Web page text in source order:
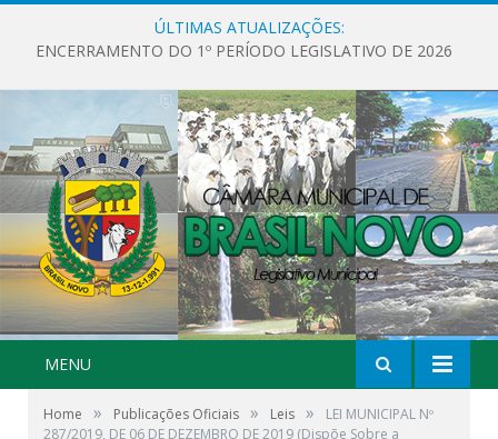
ÚLTIMAS ATUALIZAÇÕES:
ENCERRAMENTO DO 1º PERÍODO LEGISLATIVO DE 2026
MENU
Home » Publicações Oficiais » Leis »
LEI MUNICIPAL Nº
287/2019, DE 06 DE DEZEMBRO DE 2019 (Dispõe Sobre a